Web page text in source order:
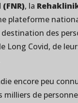
, la
plateforme
des
Long Covid, de
encore peu
milliers de